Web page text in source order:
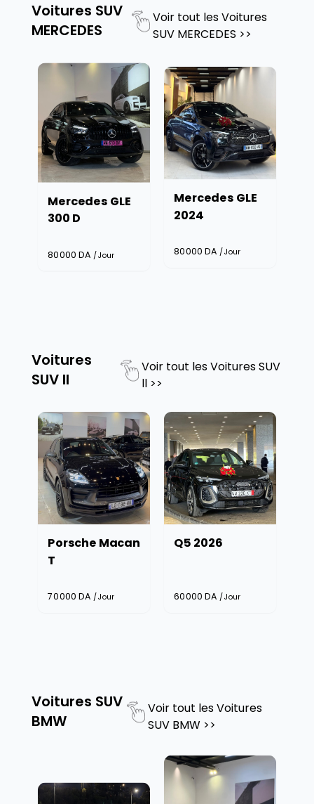
Voitures SUV
MERCEDES
Voir tout lesVoitures
SUV MERCEDES >>
Mercedes GLE
300 D
80000 DA /Jour
Mercedes GLE
2024
80000 DA /Jour
Voitures
SUV ll
Voir tout lesVoitures SUV
ll >>
Porsche Macan
T
70000 DA /Jour
Q5 2026
60000 DA /Jour
Voitures SUV
BMW
Voir tout lesVoitures
SUV BMW >>